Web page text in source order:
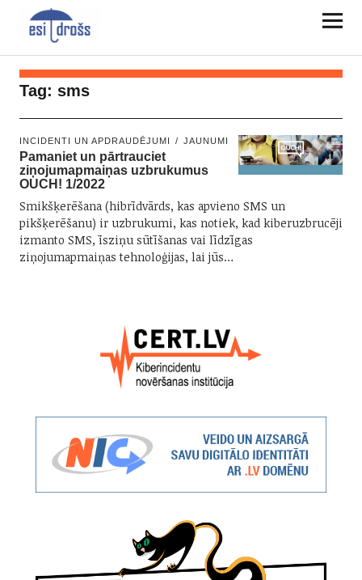
Tag: sms
INCIDENTI UN APDRAUDĒJUMI JAUNUMI
Pamaniet un pārtrauciet
ziņojumapmaiņas uzbrukumus
OUCH! 1/2022
Smikšķerēšana (hibrīdvārds, kas apvieno SMS un
pikšķerēšanu) ir uzbrukumi, kas notiek, kad kiberuzbrucēji
izmanto SMS, īsziņu sūtīšanas vai līdzīgas
ziņojumapmaiņas tehnoloģijas, lai jūs…